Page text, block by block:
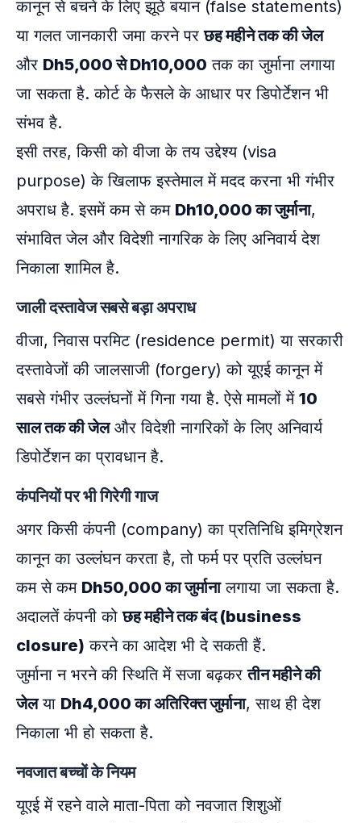
कानून से बचने के लिए झूठे बयान (false statements)
या गलत जानकारी जमा करने परछह महीने तक की जेल
और Dh5,000 से Dh10,000 तक का जुर्माना लगाया
जा सकता है. कोर्ट के फैसले के आधार पर डिपोर्टेशन भी
संभव है.
इसी तरह, किसी को वीजा के तय उद्देश्य (visa
purpose) के खिलाफ इस्तेमाल में मदद करना भी गंभीर
अपराध है. इसमें कम से कम Dh10,000 का जुर्माना,
संभावित जेल और विदेशी नागरिक के लिए अनिवार्य देश
निकाला शामिल है.
जाली दस्तावेज सबसे बड़ा अपराध
वीजा, निवास परमिट (residence permit) या सरकारी
दस्तावेजों की जालसाजी (forgery) को यूएई कानून में
सबसे गंभीर उल्लंघनों में गिना गया है. ऐसे मामलों में 10
साल तक की जेलऔर विदेशी नागरिकों के लिए अनिवार्य
डिपोर्टेशन का प्रावधान है.
कंपनियों पर भी गिरेगी गाज
अगर किसी कंपनी (company) का प्रतिनिधि इमिग्रेशन
कानून का उल्लंघन करता है, तो फर्म पर प्रति उल्लंघन
कम से कम Dh50,000 का जुर्मानालगाया जा सकता है.
अदालतें कंपनी कोछह महीने तक बंद (business
closure) करने का आदेश भी दे सकती हैं.
जुर्माना न भरने की स्थिति में सजा बढ़करतीन महीने की
जेलया Dh4,000 का अतिरिक्त जुर्माना, साथ ही देश
निकाला भी हो सकता है.
नवजात बच्चों के नियम
यूएई में रहने वाले माता-पिता को नवजात शिशुओं